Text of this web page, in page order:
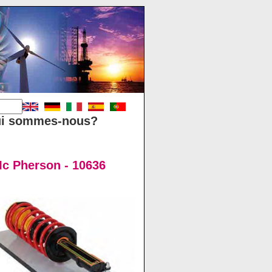
sommes-nous?
Pherson - 10636